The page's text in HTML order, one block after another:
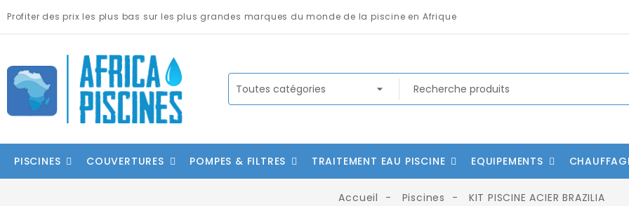
Profiter des prix les plus bas sur les plus grandes marques du monde de la piscine en Afrique
PISCINES COUVERTURES POMPES & FILTRES TRAITEMENT EAU PISCINE EQUIPEMENTS
Accueil Piscines KIT PISCINE ACIER BRAZILIA